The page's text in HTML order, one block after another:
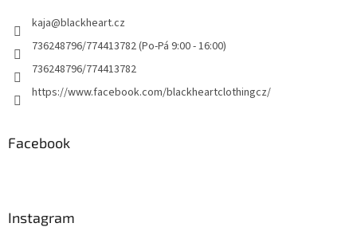
kaja@blackheart.cz
736248796/774413782 (Po-Pá 9:00 - 16:00)
736248796/774413782
https://www.facebook.com/blackheartclothingcz/
Facebook
Instagram